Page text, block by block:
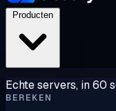
Echte servers, in 60
BEREKEN